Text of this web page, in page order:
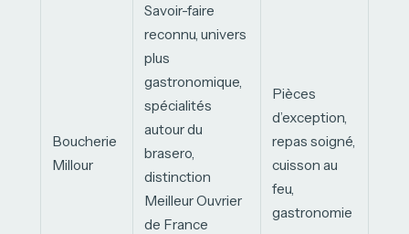
Boucherie
Millour
Savoir-faire
reconnu, univers
plus
gastronomique,
spécialités
autour du
brasero,
distinction
Meilleur Ouvrier
de France
Pièces
d’exception,
repas soigné,
cuisson au
feu,
gastronomie